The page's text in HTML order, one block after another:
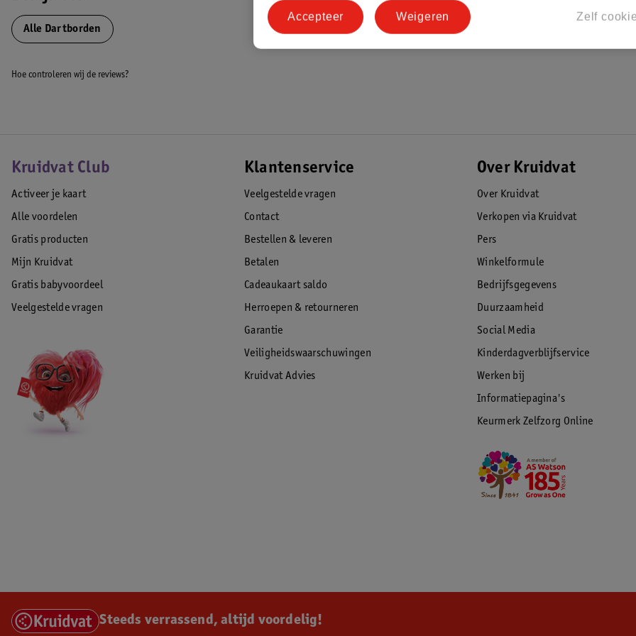
Alle Dartborden
Hoe controleren wij de reviews?
Kruidvat Club
Activeer je kaart
Alle voordelen
Gratis producten
Mijn Kruidvat
Gratis babyvoordeel
Veelgestelde vragen
Klantenservice
Veelgestelde vragen
Contact
Bestellen & leveren
Betalen
Cadeaukaart saldo
Herroepen & retourneren
Garantie
Veiligheidswaarschuwingen
Kruidvat Advies
Over Kruidvat
Over Kruidvat
Verkopen via Kruidvat
Pers
Winkelformule
Bedrijfsgegevens
Duurzaamheid
Social Media
Kinderdagverblijfservice
Werken bij
Informatiepagina's
Keurmerk Zelfzorg Online
Steeds verrassend, altijd voordelig!
Zelf
Weigeren
Accepteer